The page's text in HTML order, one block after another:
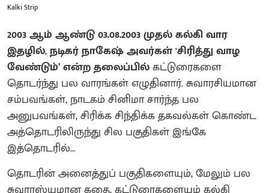
Kalki Strip
2003 ஆம் ஆண்டு 03.08.2003 முதல் கல்கி வார
இதழில்,நடிகர் நாகேஷ் அவர்கள் 'சிரித்து வாழ
வேண்டும்’ என்ற தலைப்பில்கட்டுரைகளை
தொடர்ந்து பல வாரங்கள் எழுதினார். சுவாரசியமான
சம்பவங்கள், நாடகம் சினிமா சார்ந்த பல
அனுபவங்கள், சிரிக்க சிந்திக்க தகவல்கள் கொண்ட
அத்தொடரிலிருந்து சில பகுதிகள் இங்கே
இத்தொடரில்...
தொடரின் அனைத்துப் பகுதிகளையும், மேலும் பல